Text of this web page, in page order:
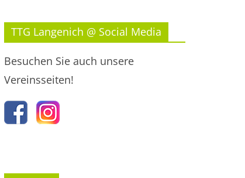
TTG Langenich @ Social Media
Besuchen Sie auch unsere
Vereinsseiten!